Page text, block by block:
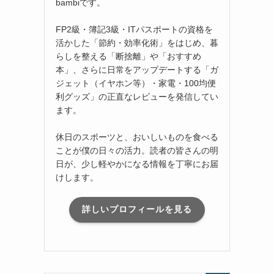
bambiです。
FP2級・簿記3級・ITパスポートの資格を
活かした「節約・効率化術」をはじめ、暮
らしを整える「断捨離」や「おすすめ
本」、さらに日常をアップデートする「ガ
ジェット（イヤホン等）・家電・100均便
利グッズ」の正直なレビューを発信してい
ます。
休日のスポーツと、おいしいものを食べる
ことが僕の日々の活力。読者の皆さんの明
日が、少し軽やかになる情報を丁寧にお届
けします。
詳しいプロフィールを見る